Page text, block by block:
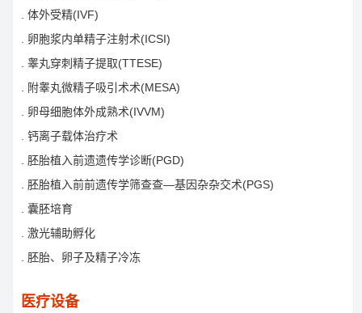
. 体外受精(IVF)
. 卵胞浆内单精子注射术(ICSI)
. 睾丸穿刺精子提取(TTESE)
. 附睾丸微精子吸引术术(MESA)
. 卵母细胞体外成熟术(IVVM)
. 钙离子载体治疗术
. 胚胎植入前遗遗传学诊断(PGD)
. 胚胎植入前前遗传学筛查查—基因杂杂交术(PGS)
. 囊胚培育
. 激光辅助孵化
. 胚胎、卵子及精子冷冻
医疗设备